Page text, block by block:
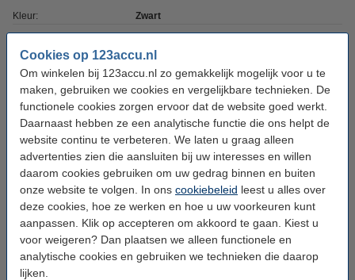
Cookies op 123accu.nl
Om winkelen bij 123accu.nl zo gemakkelijk mogelijk voor u te
maken, gebruiken we cookies en vergelijkbare technieken. De
functionele cookies zorgen ervoor dat de website goed werkt.
Daarnaast hebben ze een analytische functie die ons helpt de
website continu te verbeteren. We laten u graag alleen
advertenties zien die aansluiten bij uw interesses en willen
daarom cookies gebruiken om uw gedrag binnen en buiten
onze website te volgen. In ons cookiebeleid leest u alles over
deze cookies, hoe ze werken en hoe u uw voorkeuren kunt
aanpassen. Klik op accepteren om akkoord te gaan. Kiest u
voor weigeren? Dan plaatsen we alleen functionele en
analytische cookies en gebruiken we technieken die daarop
lijken.
Kleur: Zwart
Capaciteit: 3 Ah
Voltage: 12 V
Batterij type: Ni-MH
Afmetingen: 94 x 81 x 108 mm
Aantal: 1
Veiligheidsinformatieblad:
Gebruiksinstructies: PDF
Dit product vervangt partnummers: